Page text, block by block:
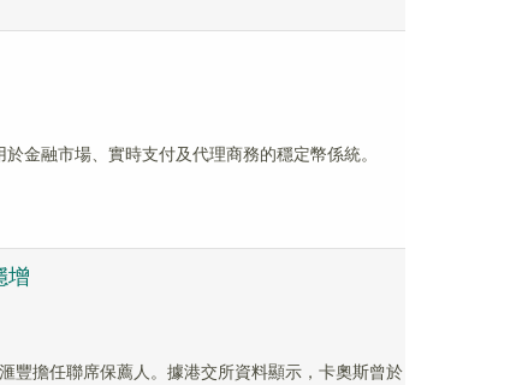
金融市場、實時支付及代理商務的穩定幣係統。
增
豐擔任聯席保薦人。據港交所資料顯示，卡奧斯曾於